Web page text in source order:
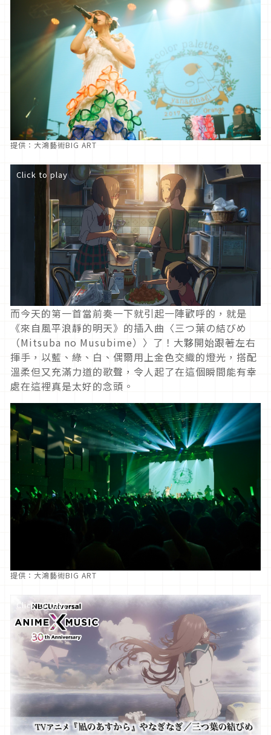
提供：大鴻藝術BIG ART
Click to play
而今天的第一首當前奏一下就引起一陣歡呼的，就是
《來自風平浪靜的明天》的插入曲〈三つ葉の結びめ
（Mitsuba no Musubime）〉了！大夥開始跟著左右
揮手，以藍、綠、白、偶爾用上金色交織的燈光，搭配
溫柔但又充滿力道的歌聲，令人起了在這個瞬間能有幸
處在這裡真是太好的念頭。
提供：大鴻藝術BIG ART
Click to play